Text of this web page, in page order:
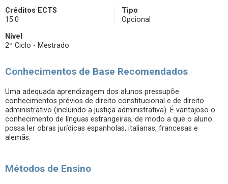
Créditos ECTS
15.0
Tipo
Opcional
Nível
2º Ciclo - Mestrado
Conhecimentos de Base Recomendados
Uma adequada aprendizagem dos alunos pressupõe
conhecimentos prévios de direito constitucional e de direito
administrativo (incluindo a justiça administrativa). É vantajoso o
conhecimento de línguas estrangeiras, de modo a que o aluno
possa ler obras jurídicas espanholas, italianas, francesas e
alemãs.
Métodos de Ensino